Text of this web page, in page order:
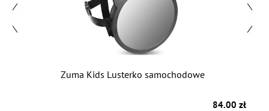
Zuma Kids Lusterko samochodowe
84.00 zł